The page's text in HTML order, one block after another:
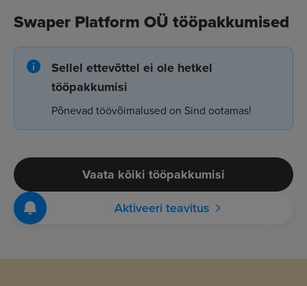
Swaper Platform OÜ tööpakkumised
Sellel ettevõttel ei ole hetkel
tööpakkumisi
Põnevad töövõimalused on Sind ootamas!
Vaata kõiki tööpakkumisi
Aktiveeri teavitus